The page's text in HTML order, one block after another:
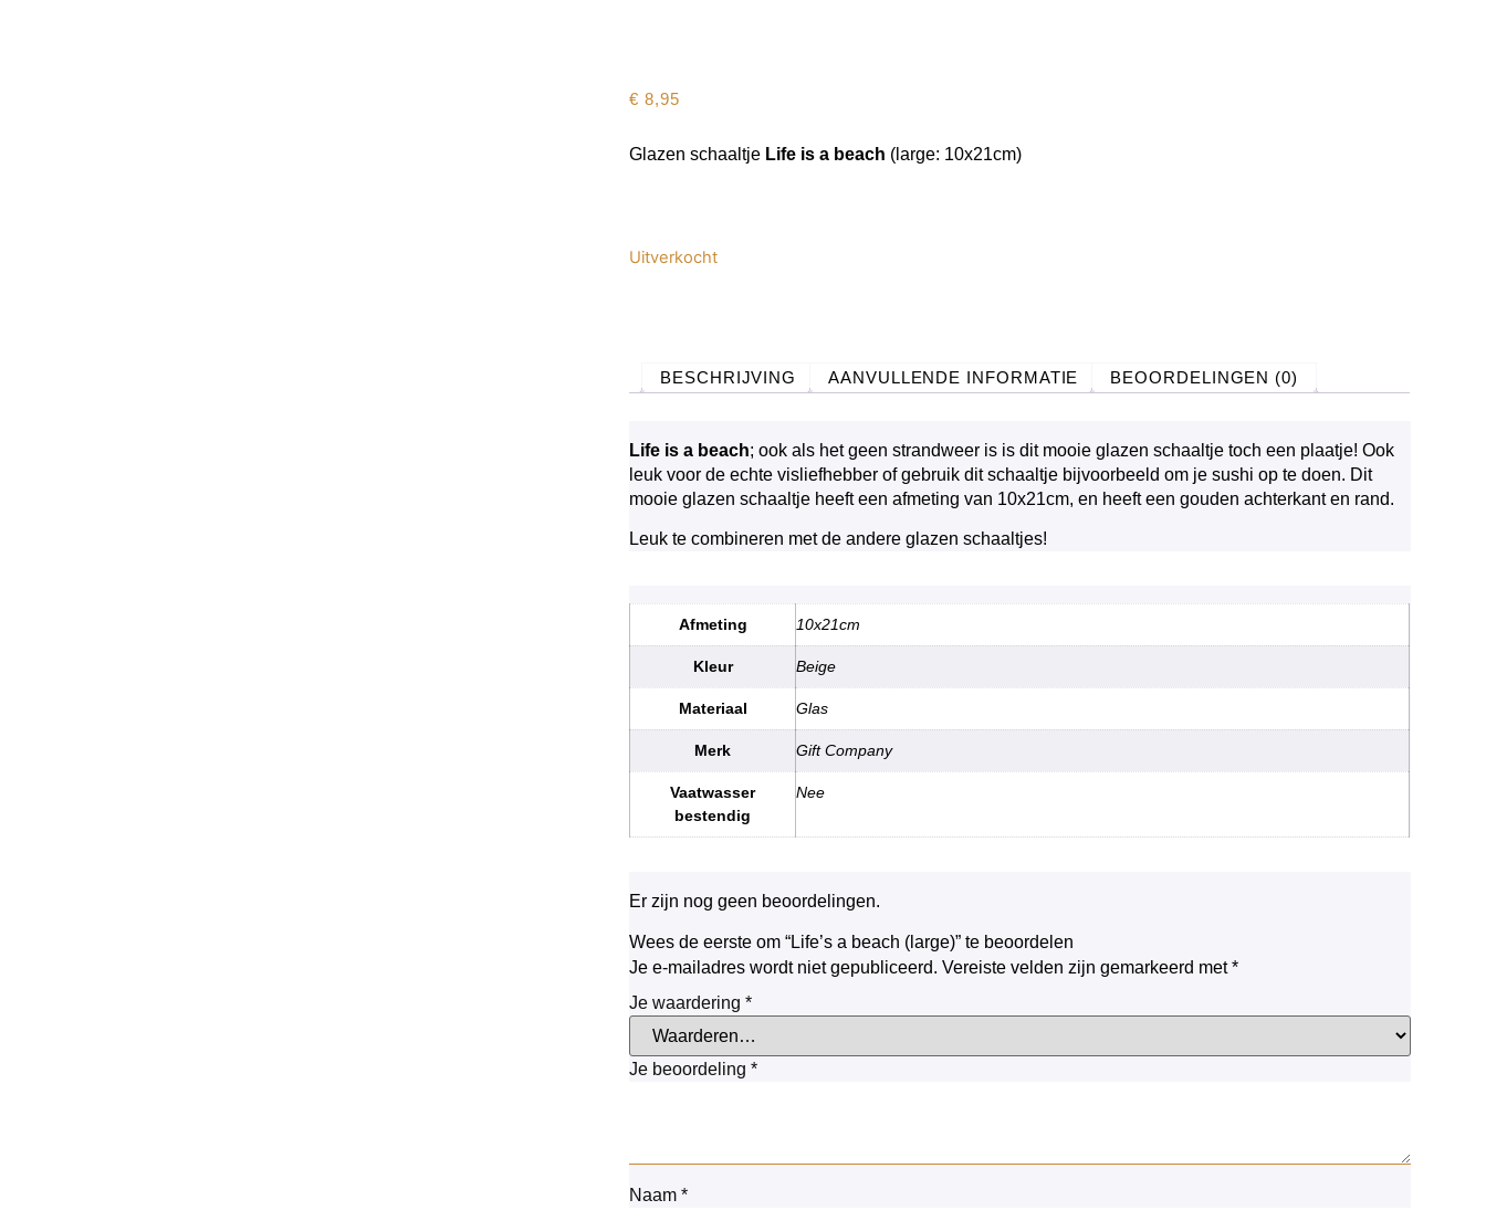
€ 8,95
Glazen schaaltje Life is a beach (large: 10x21cm)
Uitverkocht
BESCHRIJVING AANVULLENDE INFORMATIE BEOORDELINGEN (0)
Life is a beach; ook als het geen strandweer is is dit mooie glazen schaaltje toch een plaatje! Ook
leuk voor de echte visliefhebber of gebruik dit schaaltje bijvoorbeeld om je sushi op te doen. Dit
mooie glazen schaaltje heeft een afmeting van 10x21cm, en heeft een gouden achterkant en rand.
Leuk te combineren met de andere glazen schaaltjes!
Afmeting 10x21cm
Kleur Beige
Materiaal Glas
Merk Gift Company
Vaatwasser
bestendig
Nee
Er zijn nog geen beoordelingen.
Wees de eerste om “Life’s a beach (large)” te beoordelen
Je e-mailadres wordt niet gepubliceerd. Vereiste velden zijn gemarkeerd met*
Je waardering*
Je beoordeling*
Naam*